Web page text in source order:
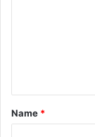
t
*
Name *